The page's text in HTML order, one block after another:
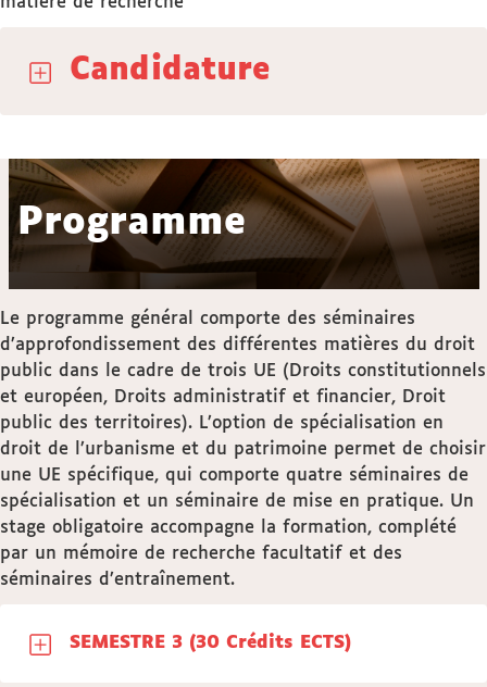
Candidature
Programme
Le programme général comporte des séminaires
d’approfondissement des différentes matières du droit
public dans le cadre de trois UE (Droits constitutionnels
et européen, Droits administratif et financier, Droit
public des territoires). L’option de spécialisation en
droit de l’urbanisme et du patrimoine permet de choisir
une UE spécifique, qui comporte quatre séminaires de
spécialisation et un séminaire de mise en pratique. Un
stage obligatoire accompagne la formation, complété
par un mémoire de recherche facultatif et des
séminaires d’entraînement.
SEMESTRE 3 (30 Crédits ECTS)